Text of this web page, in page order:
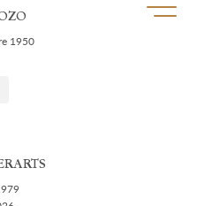
Ouvrir/
1950